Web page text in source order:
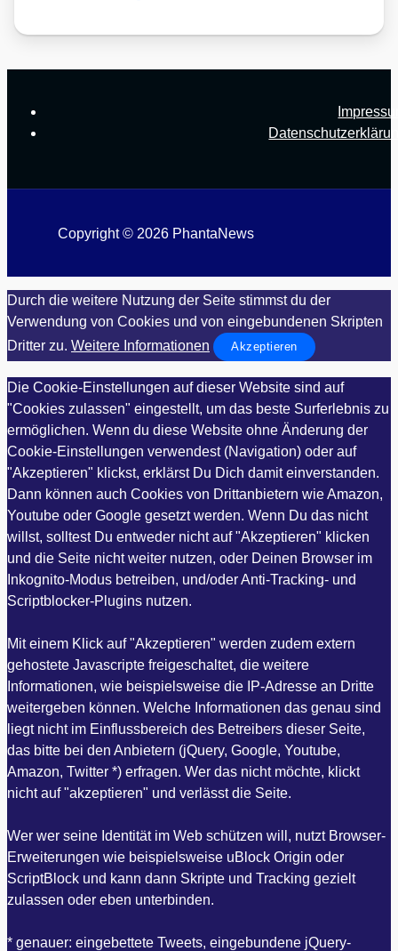
Copyright © 2026 PhantaNews
Durch die weitere Nutzung der Seite stimmst du der
Verwendung von Cookies und von eingebundenen Skripten
Dritter zu. Weitere Informationen Akzeptieren
Die Cookie-Einstellungen auf dieser Website sind auf
"Cookies zulassen" eingestellt, um das beste Surferlebnis zu
ermöglichen. Wenn du diese Website ohne Änderung der
Cookie-Einstellungen verwendest (Navigation) oder auf
"Akzeptieren" klickst, erklärst Du Dich damit einverstanden.
Dann können auch Cookies von Drittanbietern wie Amazon,
Youtube oder Google gesetzt werden. Wenn Du das nicht
willst, solltest Du entweder nicht auf "Akzeptieren" klicken
und die Seite nicht weiter nutzen, oder Deinen Browser im
Inkognito-Modus betreiben, und/oder Anti-Tracking- und
Scriptblocker-Plugins nutzen.
Mit einem Klick auf "Akzeptieren" werden zudem extern
gehostete Javascripte freigeschaltet, die weitere
Informationen, wie beispielsweise die IP-Adresse an Dritte
weitergeben können. Welche Informationen das genau sind
liegt nicht im Einflussbereich des Betreibers dieser Seite,
das bitte bei den Anbietern (jQuery, Google, Youtube,
Amazon, Twitter *) erfragen. Wer das nicht möchte, klickt
nicht auf "akzeptieren" und verlässt die Seite.
Wer wer seine Identität im Web schützen will, nutzt Browser-
Erweiterungen wie beispielsweise uBlock Origin oder
ScriptBlock und kann dann Skripte und Tracking gezielt
zulassen oder eben unterbinden.
* genauer: eingebettete Tweets, eingebundene jQuery-